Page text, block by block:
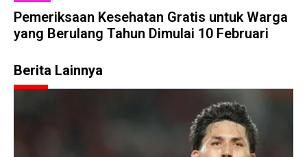
Pemeriksaan Kesehatan Gratis untuk Warga
yang Berulang Tahun Dimulai 10 Februari
Berita Lainnya